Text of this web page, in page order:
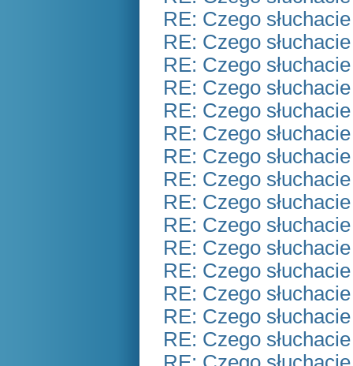
RE: Czego
RE: Czego
RE: Czego
RE: Czego
RE: Czego
RE: Czego
RE: Czego
RE: Czego
RE: Czego
RE: Czego
RE: Czego
RE: Czego
RE: Czego
RE: Czego
RE: Czego